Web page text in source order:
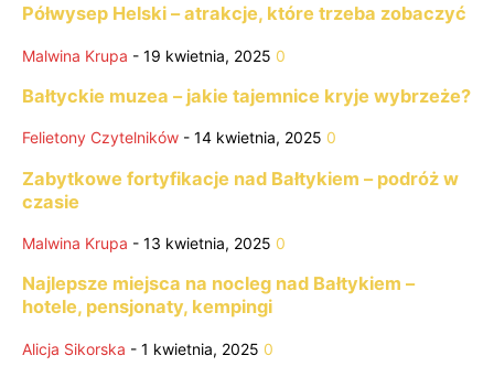
Półwysep Helski – atrakcje, które trzeba zobaczyć
Malwina Krupa - 19 kwietnia, 2025 0
Bałtyckie muzea – jakie tajemnice kryje wybrzeże?
Felietony Czytelników - 14 kwietnia, 2025 0
Zabytkowe fortyfikacje nad Bałtykiem – podróż w
czasie
Malwina Krupa - 13 kwietnia, 2025 0
Najlepsze miejsca na nocleg nad Bałtykiem –
hotele, pensjonaty, kempingi
Alicja Sikorska - 1 kwietnia, 2025 0